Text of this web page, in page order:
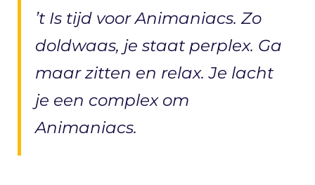
’t Is tijd voor Animaniacs. Zo
doldwaas, je staat perplex. Ga
maar zitten en relax. Je lacht
je een complex om
Animaniacs.